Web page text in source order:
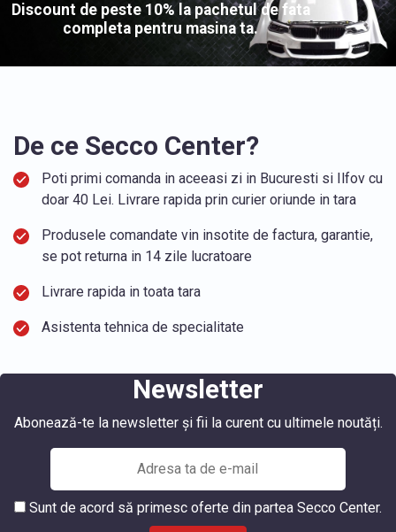
Discount de peste 10% la pachetul de fata
completa pentru masina ta.
De ce Secco Center?
Poti primi comanda in aceeasi zi in Bucuresti si Ilfov cu
doar 40 Lei. Livrare rapida prin curier oriunde in tara
Produsele comandate vin insotite de factura, garantie,
se pot returna in 14 zile lucratoare
Livrare rapida in toata tara
Asistenta tehnica de specialitate
Newsletter
Abonează-te la newsletter și fii la curent cu ultimele noutăți.
Sunt de acord să primesc oferte din partea Secco Center.